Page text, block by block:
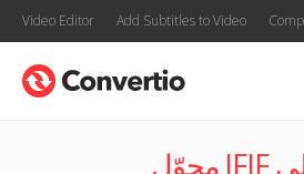
Video Editor Add Subtitles to Video